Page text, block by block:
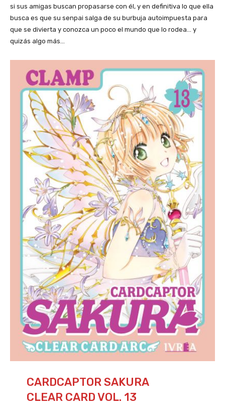
si sus amigas buscan propasarse con él, y en definitiva lo que ella
busca es que su senpai salga de su burbuja autoimpuesta para
que se divierta y conozca un poco el mundo que lo rodea… y
quizás algo más…
CARDCAPTOR SAKURA
CLEAR CARD VOL. 13